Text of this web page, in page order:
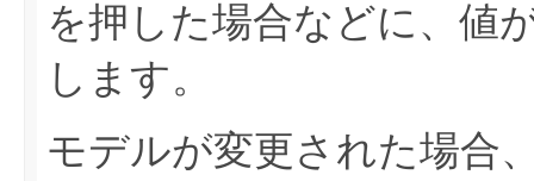
を押した場合などに、値
します。
モデルが変更された場合